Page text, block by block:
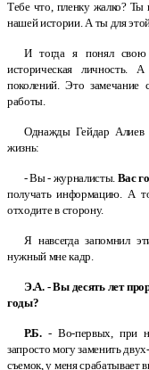
Тебе что, пленку жалко? Ты
нашей истории. А ты для
И тогда я
понял
историческая личность. А
поколений. Это
работы.
Однажды Гейдар Алиев
жизнь:
- Вы - журналисты. Вас
получать информацию. А
отходите в сторону.
Я навсегда запомнил
нужный мне кадр.
Э.А. - Вы десять лет
годы?
Р.Б.- Во-первых, при
запросто могу заменить
съемок, у меня срабатывает